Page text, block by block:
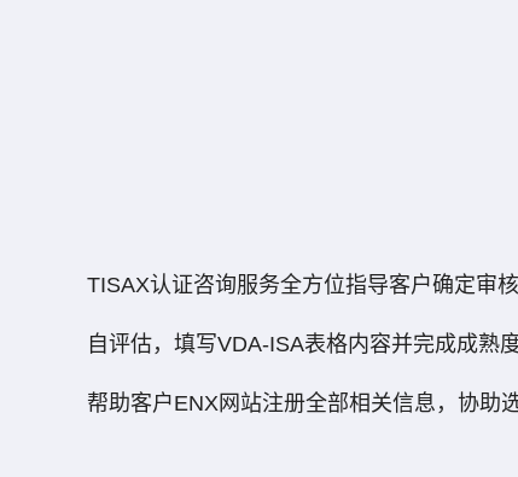
TISAX认证咨询服务全方位指导客户确定审
自评估，填写VDA-ISA表格内容并完成成熟
帮助客户ENX网站注册全部相关信息，协助